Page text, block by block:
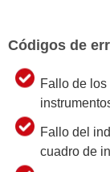
Códigos de
Fallo de
Fallo del
cuadro de